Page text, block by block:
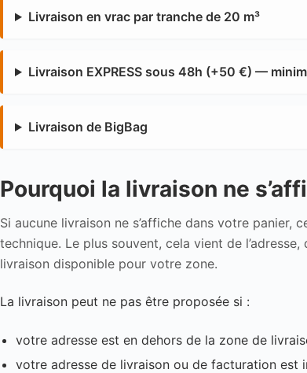
Livraison en vrac par tranche de 20 m³
Livraison EXPRESS sous 48h (+50 €) —
Livraison de BigBag
Pourquoi la livraison ne
Si aucune livraison ne s’affiche dans votre panier,
technique. Le plus souvent, cela vient de
livraison disponible pour votre zone.
La livraison peut ne pas être proposée si :
votre adresse est en dehors de la zone de
votre adresse de livraison ou de facturation est